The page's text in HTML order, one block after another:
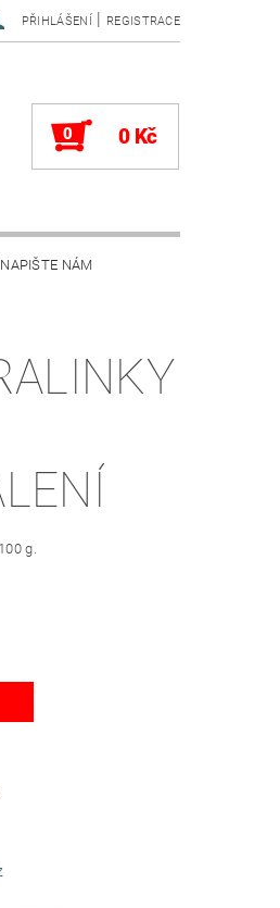
PŘIHLÁŠENÍ | REGISTRACE
0 0 Kč
NAPIŠTE NÁM
g.